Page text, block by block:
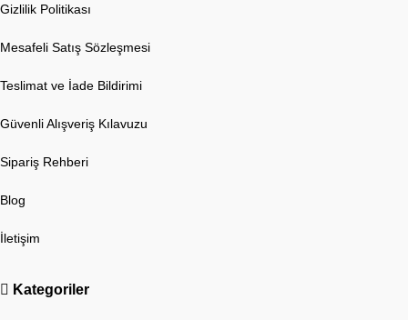
Gizlilik Politikası
Mesafeli Satış Sözleşmesi
Teslimat ve İade Bildirimi
Güvenli Alışveriş Kılavuzu
Sipariş Rehberi
Blog
İletişim
Kategoriler